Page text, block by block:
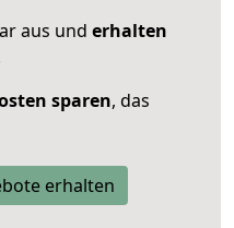
aus und erhalten
sparen, das
erhalten